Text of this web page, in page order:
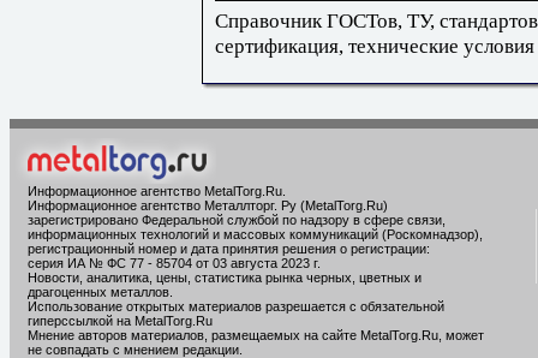
Справочник ГОСТов, ТУ,
сертификация, технические условия
Информационное агентство MetalTorg.Ru
Информационное агентство Металлторг. Ру (MetalTorg.Ru)
зарегистрировано Федеральной службой по надзору в сфере связи,
информационных технологий и массовых коммуникаций (Роскомнадзор),
регистрационный номер и дата принятия решения о регистрации:
серия ИА № ФС 77 - 85704 от 03 августа 2023 г.
Новости, аналитика, цены, статистика рынка черных, цветных и
драгоценных металлов.
Использование открытых материалов разрешается с обязательной
гиперссылкой на MetalTorg.Ru
Мнение авторов материалов, размещаемых на сайте MetalTorg.Ru, может
не совпадать с мнением редакции.